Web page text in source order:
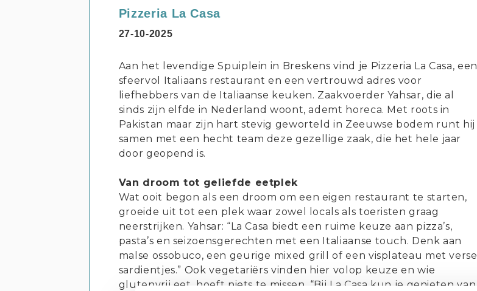
Pizzeria La Casa
27-10-2025
Aan het levendige Spuiplein in Breskens vind je Pizzeria La Casa, een
sfeervol Italiaans restaurant en een vertrouwd adres voor
liefhebbers van de Italiaanse keuken. Zaakvoerder Yahsar, die al
sinds zijn elfde in Nederland woont, ademt horeca. Met roots in
Pakistan maar zijn hart stevig geworteld in Zeeuwse bodem runt hij
samen met een hecht team deze gezellige zaak, die het hele jaar
door geopend is.
Van droom tot geliefde eetplek
Wat ooit begon als een droom om een eigen restaurant te starten,
groeide uit tot een plek waar zowel locals als toeristen graag
neerstrijken. Yahsar: “La Casa biedt een ruime keuze aan pizza’s,
pasta’s en seizoensgerechten met een Italiaanse touch. Denk aan
malse ossobuco, een geurige mixed grill of een visplateau met verse
sardientjes.” Ook vegetariërs vinden hier volop keuze en wie
glutenvrij eet, hoeft niets te missen. “Bij La Casa kun je genieten van